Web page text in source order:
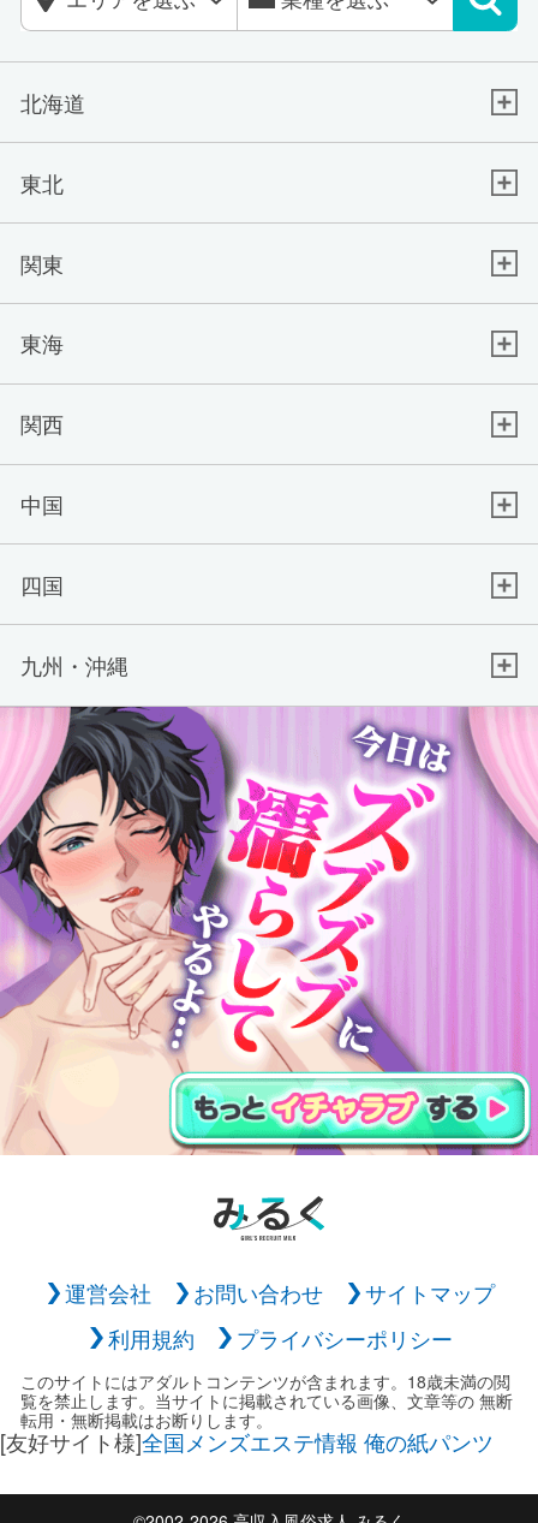
北海道
東北
関東
東海
関西
中国
四国
九州・沖縄
運営会社 お問い合わせ
サイトマップ
利用規約
プライバシーポリシー
このサイトにはアダルトコンテンツが含まれます。18歳未満の閲
覧を禁止します。当サイトに掲載されている画像、文章等の 無断
転用・無断掲載はお断りします。
[友好サイト様]全国メンズエステ情報 俺の紙パンツ